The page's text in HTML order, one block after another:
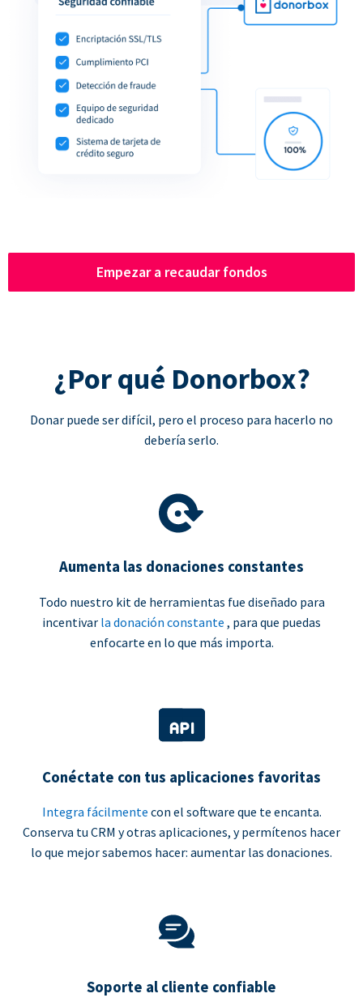
Empezar a recaudar fondos
¿Por qué Donorbox?
Donar puede ser difícil, pero el proceso para hacerlo no
debería serlo.
Aumenta las donaciones constantes
Todo nuestro kit de herramientas fue diseñado para
incentivar la donación constante , para que puedas
enfocarte en lo que más importa.
Conéctate con tus aplicaciones favoritas
Integra fácilmente con el software que te encanta.
Conserva tu CRM y otras aplicaciones, y permítenos hacer
lo que mejor sabemos hacer: aumentar las donaciones.
Soporte al cliente confiable